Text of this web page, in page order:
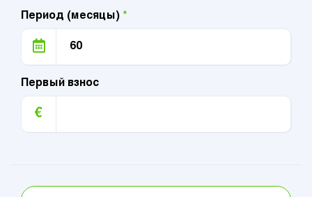
Период (месяцы) *
Первый взнос
€